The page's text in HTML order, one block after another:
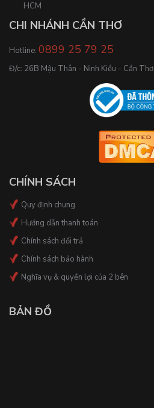
HCM
CHI NHÁNH CẦN THƠ
Hotline: 0899 25 79 25
Đ/c: 26B Mậu Thân - Ninh Kiều - Cần Thơ
CHÍNH SÁCH
Quy định chung
Hướng dẫn thanh toán
Chính sách đổi trả
Chính sách bảo hành
Nghĩa vụ & quyền lợi của 2 bên
BẢN ĐỒ